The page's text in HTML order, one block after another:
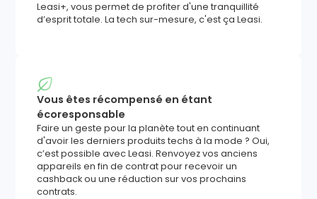
Leasi+, vous permet de profiter d'une tranquillité
d’esprit totale. La tech sur-mesure, c'est ça Leasi.
Vous êtes récompensé en étant
écoresponsable
Faire un geste pour la planète tout en continuant
d'avoir les derniers produits techs à la mode ? Oui,
c’est possible avec Leasi. Renvoyez vos anciens
appareils en fin de contrat pour recevoir un
cashback ou une réduction sur vos prochains
contrats.